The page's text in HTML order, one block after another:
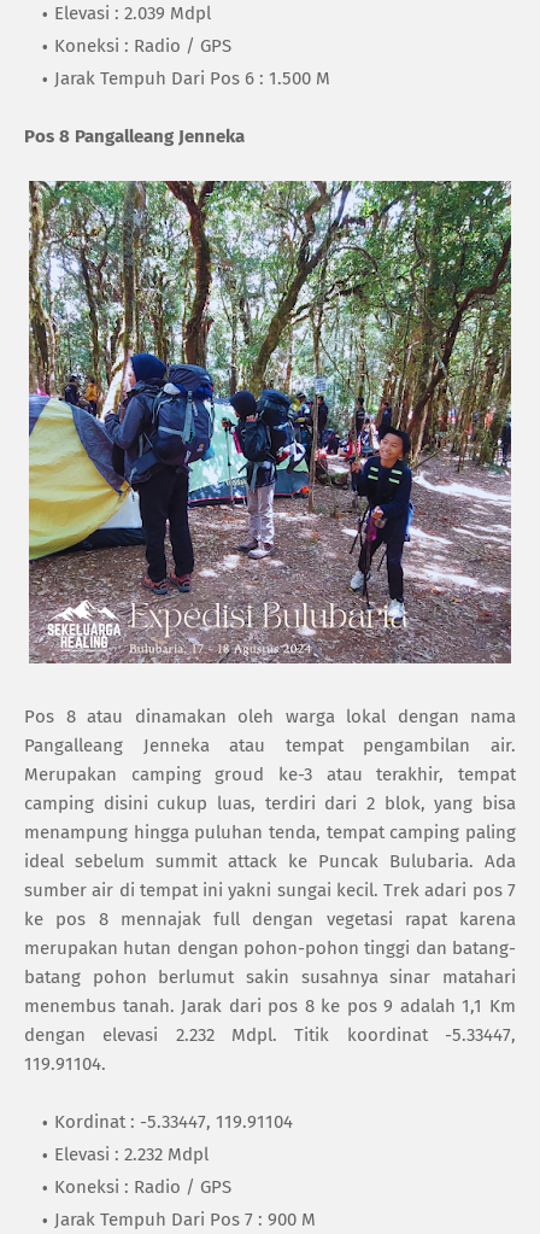
Elevasi : 2.039 Mdpl
Koneksi : Radio / GPS
Jarak Tempuh Dari Pos 6 : 1.500 M
Pos 8 Pangalleang Jenneka
Pos 8 atau dinamakan oleh warga lokal dengan nama
Pangalleang Jenneka atau tempat pengambilan air.
Merupakan camping groud ke-3 atau terakhir, tempat
camping disini cukup luas, terdiri dari 2 blok, yang bisa
menampung hingga puluhan tenda, tempat camping paling
ideal sebelum summit attack ke Puncak Bulubaria. Ada
sumber air di tempat ini yakni sungai kecil. Trek adari pos 7
ke pos 8 mennajak full dengan vegetasi rapat karena
merupakan hutan dengan pohon-pohon tinggi dan batang-
batang pohon berlumut sakin susahnya sinar matahari
menembus tanah. Jarak dari pos 8 ke pos 9 adalah 1,1 Km
dengan elevasi 2.232 Mdpl. Titik koordinat -5.33447,
119.91104.
Kordinat : -5.33447, 119.91104
Elevasi : 2.232 Mdpl
Koneksi : Radio / GPS
Jarak Tempuh Dari Pos 7 : 900 M